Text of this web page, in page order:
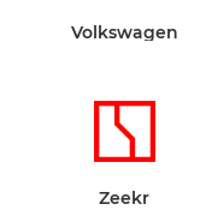
Volkswagen
Zeekr